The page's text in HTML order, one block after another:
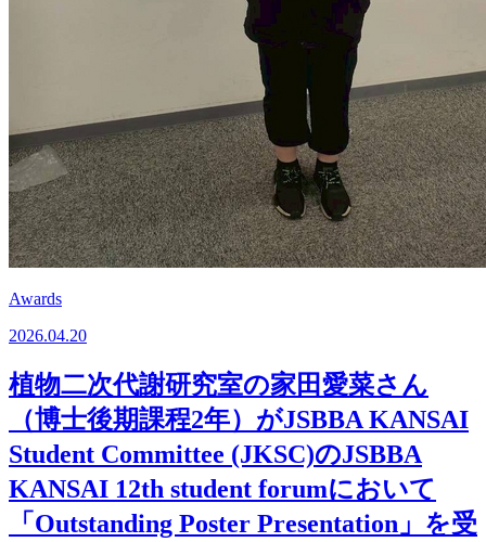
Awards
2026.04.20
植物二次代謝研究室の家田愛菜さん
（博士後期課程2年）がJSBBA KANSAI
Student Committee (JKSC)のJSBBA
KANSAI 12th student forumにおいて
「Outstanding Poster Presentation」を受